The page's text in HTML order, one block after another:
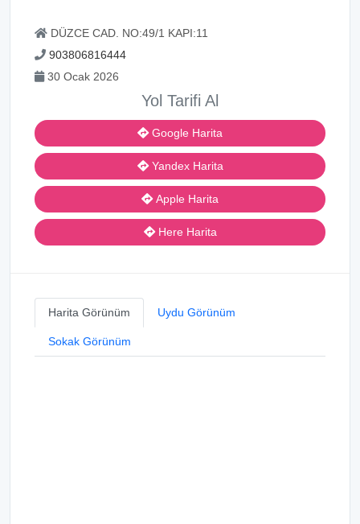
DÜZCE CAD. NO:49/1 KAPI:11
903806816444
30 Ocak 2026
Yol Tarifi Al
Google Harita
Yandex Harita
Apple Harita
Here Harita
Harita Görünüm Uydu Görünüm
Sokak Görünüm